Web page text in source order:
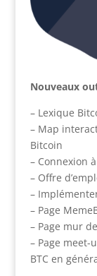
Nouveaux
– Lexique
– Map
Bitcoin
– Connexion
– Offre
–
– Page
– Page mur
– Page meet-
BTC en